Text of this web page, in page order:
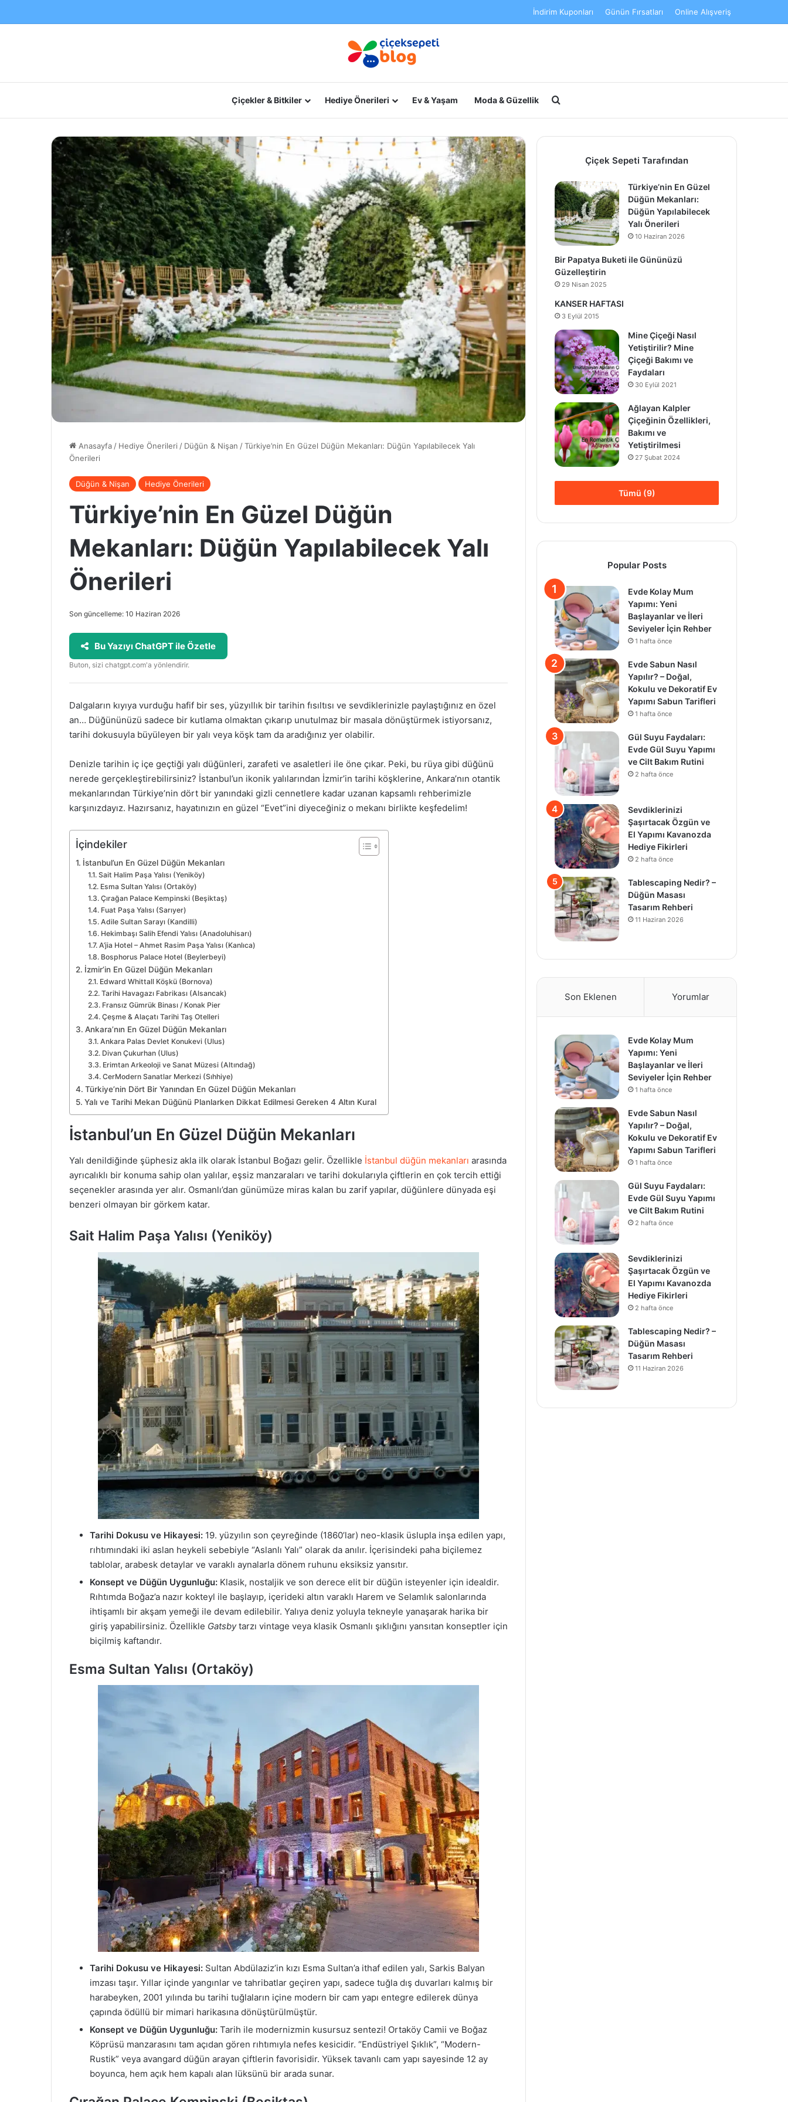
İndirim Kuponları Günün Fırsatları Online Alışveriş
Çiçekler & Bitkiler Hediye Önerileri Ev & Yaşam Moda & Güzellik Arama yap ...
Anasayfa / Hediye Önerileri / Düğün & Nişan /Türkiye’nin En Güzel Düğün Mekanları: Düğün Yapılabilecek Yalı
Önerileri
Düğün & Nişan Hediye Önerileri
Türkiye’nin En Güzel Düğün
Mekanları: Düğün Yapılabilecek Yalı
Önerileri
Son güncelleme: 10 Haziran 2026
Bu Yazıyı ChatGPT ile Özetle
Buton, sizi chatgpt.com'a yönlendirir.
Dalgaların kıyıya vurduğu hafif bir ses, yüzyıllık bir tarihin fısıltısı ve sevdiklerinizle paylaştığınız en özel
an… Düğününüzü sadece bir kutlama olmaktan çıkarıp unutulmaz bir masala dönüştürmek istiyorsanız,
tarihi dokusuyla büyüleyen bir yalı veya köşk tam da aradığınız yer olabilir.
Denizle tarihin iç içe geçtiği yalı düğünleri, zarafeti ve asaletleri ile öne çıkar. Peki, bu rüya gibi düğünü
nerede gerçekleştirebilirsiniz? İstanbul’un ikonik yalılarından İzmir’in tarihi köşklerine, Ankara’nın otantik
mekanlarından Türkiye’nin dört bir yanındaki gizli cennetlere kadar uzanan kapsamlı rehberimizle
karşınızdayız. Hazırsanız, hayatınızın en güzel “Evet”ini diyeceğiniz o mekanı birlikte keşfedelim!
İçindekiler
İstanbul’un En Güzel Düğün Mekanları
Sait Halim Paşa Yalısı (Yeniköy)
Esma Sultan Yalısı (Ortaköy)
Çırağan Palace Kempinski (Beşiktaş)
Fuat Paşa Yalısı (Sarıyer)
Adile Sultan Sarayı (Kandilli)
Hekimbaşı Salih Efendi Yalısı (Anadoluhisarı)
A’jia Hotel – Ahmet Rasim Paşa Yalısı (Kanlıca)
Bosphorus Palace Hotel (Beylerbeyi)
İzmir’in En Güzel Düğün Mekanları
Edward Whittall Köşkü (Bornova)
Tarihi Havagazı Fabrikası (Alsancak)
Fransız Gümrük Binası / Konak Pier
Çeşme & Alaçatı Tarihi Taş Otelleri
Ankara’nın En Güzel Düğün Mekanları
Ankara Palas Devlet Konukevi (Ulus)
Divan Çukurhan (Ulus)
Erimtan Arkeoloji ve Sanat Müzesi (Altındağ)
CerModern Sanatlar Merkezi (Sıhhiye)
Türkiye’nin Dört Bir Yanından En Güzel Düğün Mekanları
Yalı ve Tarihi Mekan Düğünü Planlarken Dikkat Edilmesi Gereken 4 Altın Kural
İstanbul’un En Güzel Düğün Mekanları
Yalı denildiğinde şüphesiz akla ilk olarak İstanbul Boğazı gelir. Özellikle İstanbul düğün mekanları arasında
ayrıcalıklı bir konuma sahip olan yalılar, eşsiz manzaraları ve tarihi dokularıyla çiftlerin en çok tercih ettiği
seçenekler arasında yer alır. Osmanlı’dan günümüze miras kalan bu zarif yapılar, düğünlere dünyada eşi
benzeri olmayan bir görkem katar.
Sait Halim Paşa Yalısı (Yeniköy)
Tarihi Dokusu ve Hikayesi: 19. yüzyılın son çeyreğinde (1860’lar) neo-klasik üslupla inşa edilen yapı,
rıhtımındaki iki aslan heykeli sebebiyle “Aslanlı Yalı” olarak da anılır. İçerisindeki paha biçilemez
tablolar, arabesk detaylar ve varaklı aynalarla dönem ruhunu eksiksiz yansıtır.
Konsept ve Düğün Uygunluğu: Klasik, nostaljik ve son derece elit bir düğün isteyenler için idealdir.
Rıhtımda Boğaz’a nazır kokteyl ile başlayıp, içerideki altın varaklı Harem ve Selamlık salonlarında
ihtişamlı bir akşam yemeği ile devam edilebilir. Yalıya deniz yoluyla tekneyle yanaşarak harika bir
giriş yapabilirsiniz. Özellikle Gatsbytarzı vintage veya klasik Osmanlı şıklığını yansıtan konseptler için
biçilmiş kaftandır.
Esma Sultan Yalısı (Ortaköy)
Tarihi Dokusu ve Hikayesi: Sultan Abdülaziz’in kızı Esma Sultan’a ithaf edilen yalı, Sarkis Balyan
imzası taşır. Yıllar içinde yangınlar ve tahribatlar geçiren yapı, sadece tuğla dış duvarları kalmış bir
harabeyken, 2001 yılında bu tarihi tuğlaların içine modern bir cam yapı entegre edilerek dünya
çapında ödüllü bir mimari harikasına dönüştürülmüştür.
Konsept ve Düğün Uygunluğu: Tarih ile modernizmin kusursuz sentezi! Ortaköy Camii ve Boğaz
Köprüsü manzarasını tam açıdan gören rıhtımıyla nefes kesicidir. “Endüstriyel Şıklık”, “Modern-
Rustik” veya avangard düğün arayan çiftlerin favorisidir. Yüksek tavanlı cam yapı sayesinde 12 ay
boyunca, hem açık hem kapalı alan lüksünü bir arada sunar.
Çiçek Sepeti Tarafından
Türkiye’nin En Güzel
Düğün Mekanları:
Düğün Yapılabilecek
Yalı Önerileri
10 Haziran 2026
Bir Papatya Buketi ile Gününüzü
Güzelleştirin
29 Nisan 2025
KANSER HAFTASI
3 Eylül 2015
Mine Çiçeği Nasıl
Yetiştirilir? Mine
Çiçeği Bakımı ve
Faydaları
30 Eylül 2021
Ağlayan Kalpler
Çiçeğinin Özellikleri,
Bakımı ve
Yetiştirilmesi
27 Şubat 2024
Tümü (9)
Popular Posts
Evde Kolay Mum
Yapımı: Yeni
Başlayanlar ve İleri
Seviyeler İçin Rehber
1 hafta önce
Evde Sabun Nasıl
Yapılır? – Doğal,
Kokulu ve Dekoratif Ev
Yapımı Sabun Tarifleri
1 hafta önce
Gül Suyu Faydaları:
Evde Gül Suyu Yapımı
ve Cilt Bakım Rutini
2 hafta önce
Sevdiklerinizi
Şaşırtacak Özgün ve
El Yapımı Kavanozda
Hediye Fikirleri
2 hafta önce
Tablescaping Nedir? –
Düğün Masası
Tasarım Rehberi
11 Haziran 2026
Son Eklenen Yorumlar
Evde Kolay Mum
Yapımı: Yeni
Başlayanlar ve İleri
Seviyeler İçin Rehber
1 hafta önce
Evde Sabun Nasıl
Yapılır? – Doğal,
Kokulu ve Dekoratif Ev
Yapımı Sabun Tarifleri
1 hafta önce
Gül Suyu Faydaları:
Evde Gül Suyu Yapımı
ve Cilt Bakım Rutini
2 hafta önce
Sevdiklerinizi
Şaşırtacak Özgün ve
El Yapımı Kavanozda
Hediye Fikirleri
2 hafta önce
Tablescaping Nedir? –
Düğün Masası
Tasarım Rehberi
11 Haziran 2026